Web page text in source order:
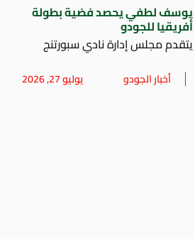
يوسف لطفي يحصد فضية بطولة
أفريقيا للجودو
يتقدم مجلس إدارة نادي سبورتنج
أخبار الجودو يوليو 27, 2026